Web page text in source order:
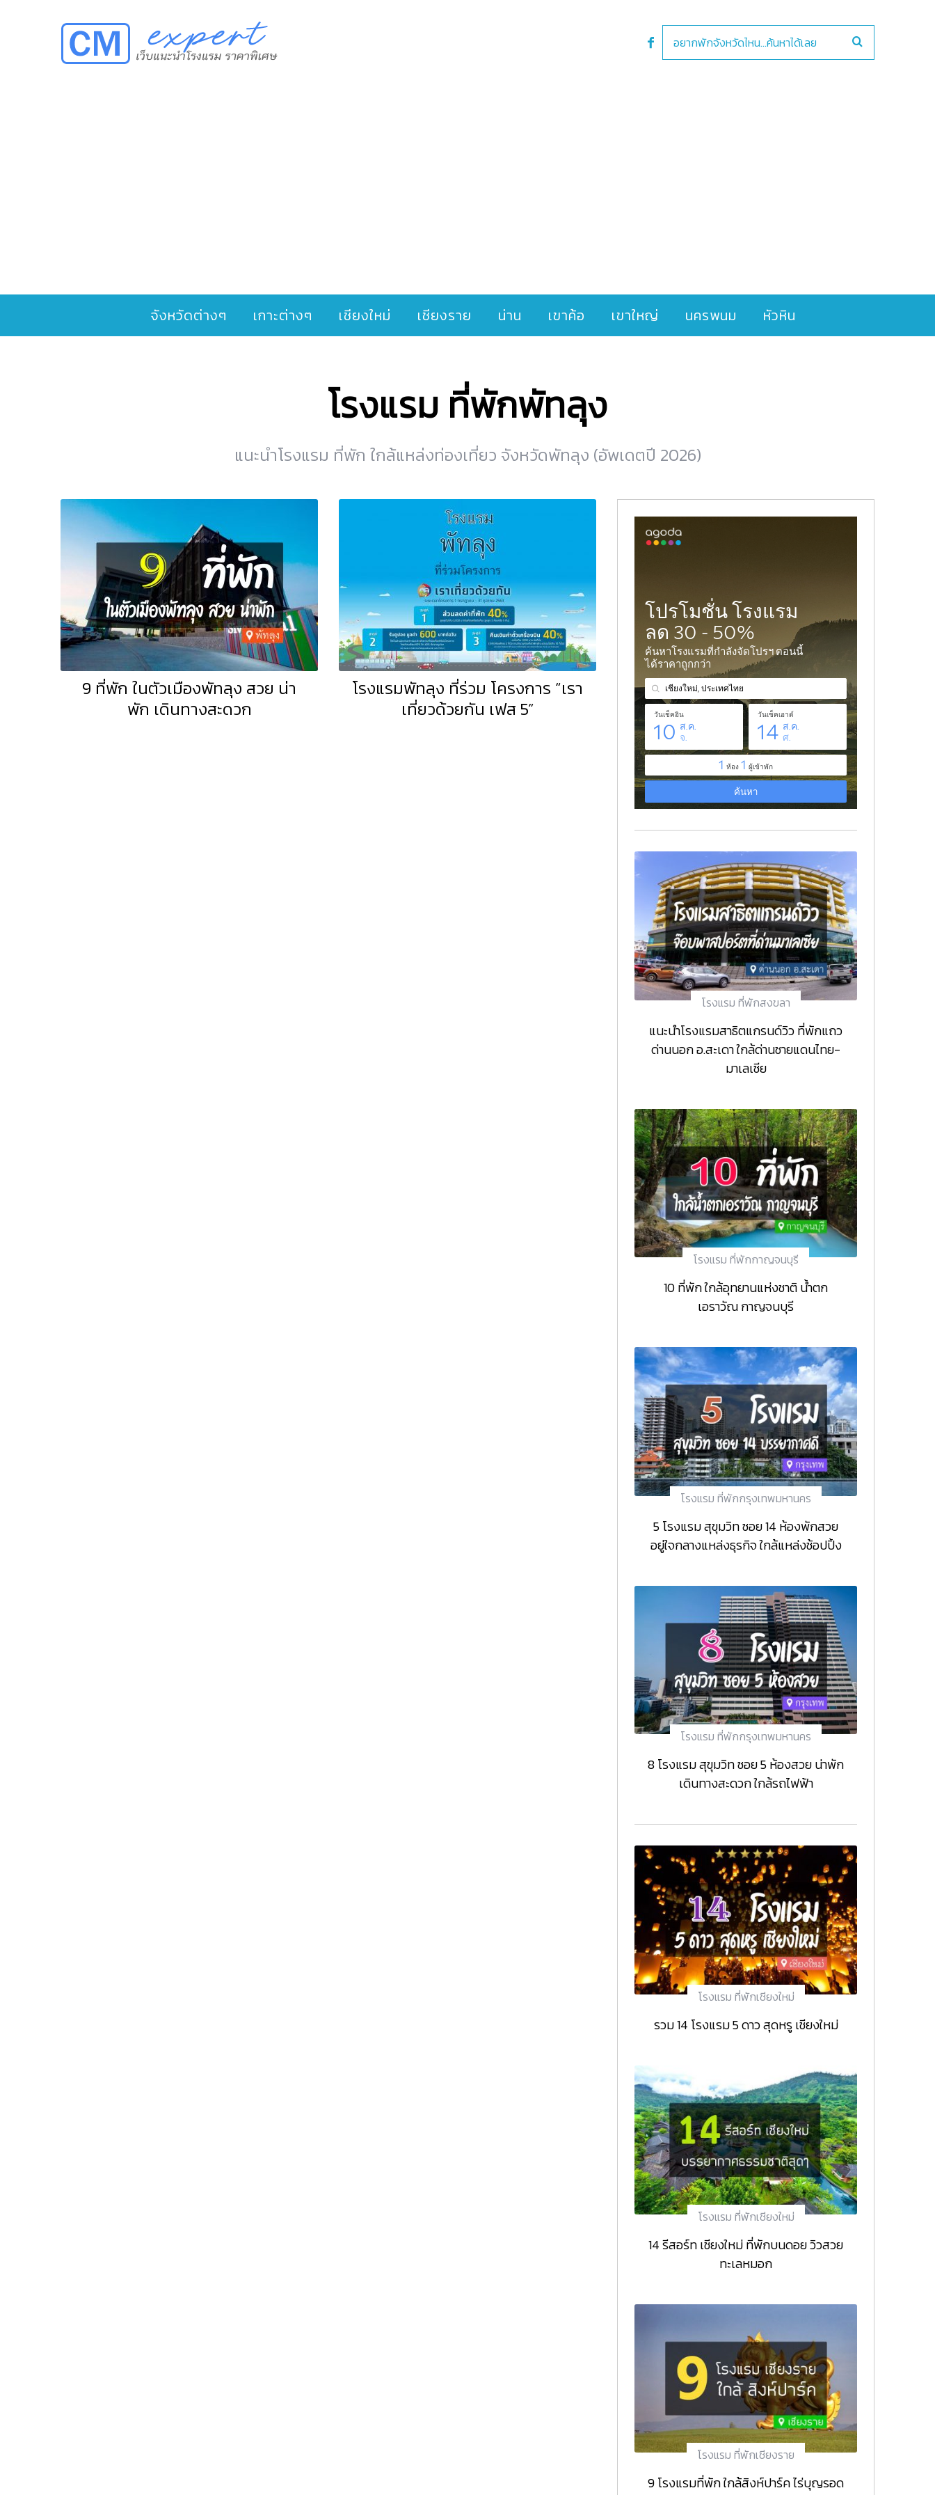
จังหวัดต่างๆ เกาะต่างๆ เชียงใหม่ เชียงราย น่าน เขาค้อ เขาใหญ่ นครพนม หัวหิน
โรงแรม ที่พักพัทลุง
แนะนำโรงแรม ที่พัก ใกล้แหล่งท่องเที่ยว จังหวัดพัทลุง (อัพเดตปี 2026)
9 ที่พัก ในตัวเมืองพัทลุง สวย น่า
พัก เดินทางสะดวก
โรงแรมพัทลุง ที่ร่วม โครงการ “เรา
เที่ยวด้วยกัน เฟส 5”
โรงแรม ที่พักสงขลา
แนะนำโรงแรมสาธิตแกรนด์วิว ที่พักแถว
ด่านนอก อ.สะเดา ใกล้ด่านชายแดนไทย-
มาเลเซีย
โรงแรม ที่พักกาญจนบุรี
10 ที่พัก ใกล้อุทยานแห่งชาติ น้ำตก
เอราวัณ กาญจนบุรี
โรงแรม ที่พักกรุงเทพมหานคร
5 โรงแรม สุขุมวิท ซอย 14 ห้องพักสวย
อยู่ใจกลางแหล่งธุรกิจ ใกล้แหล่งช้อปปิ้ง
โรงแรม ที่พักกรุงเทพมหานคร
8 โรงแรม สุขุมวิท ซอย 5 ห้องสวย น่าพัก
เดินทางสะดวก ใกล้รถไฟฟ้า
โรงแรม ที่พักเชียงใหม่
รวม 14 โรงแรม 5 ดาว สุดหรู เชียงใหม่
โรงแรม ที่พักเชียงใหม่
14 รีสอร์ท เชียงใหม่ ที่พักบนดอย วิวสวย
ทะเลหมอก
โรงแรม ที่พักเชียงราย
9 โรงแรมที่พัก ใกล้สิงห์ปาร์ค ไร่บุญรอด